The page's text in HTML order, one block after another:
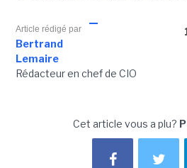
Article rédigé par
Bertrand
Lemaire
Rédacteur en chef de CIO
Cet article vous a plu?